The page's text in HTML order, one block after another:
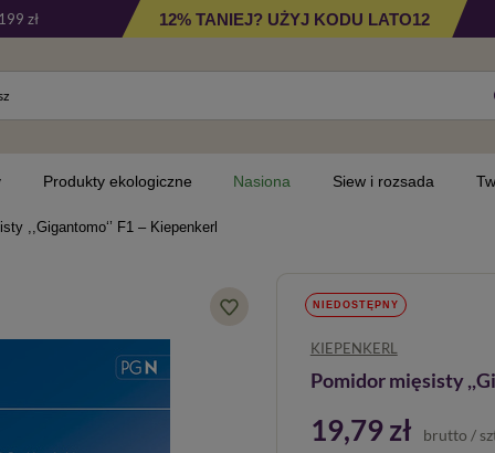
zł 12% TANIEJ? UŻYJ KODU LATO12
Produkty ekologiczne Nasiona Siew i rozsada
,,Gigantomo‘’ F1 – Kiepenkerl
NIEDOSTĘPNY
KIEPENKERL
Pomidor mięsisty
19,79 zł brutto /